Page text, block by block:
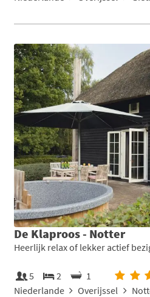
De Klaproos - Notter
Heerlijk relax of lekker actief
5 2
1
Niederlande
Overijssel